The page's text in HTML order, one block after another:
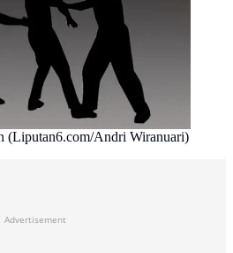
(Liputan6.com/Andri Wiranuari)
Advertisement